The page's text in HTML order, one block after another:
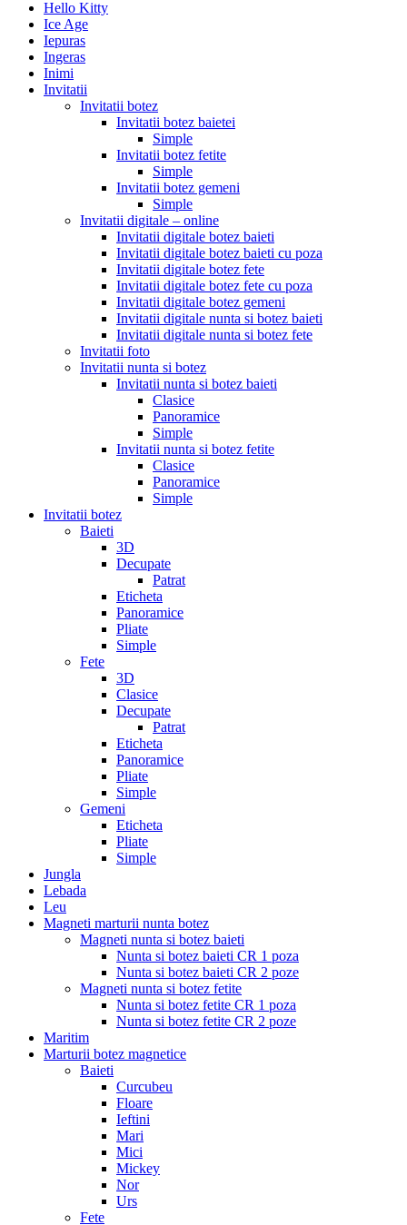
Hello Kitty
Ice Age
Iepuras
Ingeras
Inimi
Invitatii
Invitatii botez
Invitatii botez baietei
Simple
Invitatii botez fetite
Simple
Invitatii botez gemeni
Simple
Invitatii digitale – online
Invitatii digitale botez baieti
Invitatii digitale botez baieti cu poza
Invitatii digitale botez fete
Invitatii digitale botez fete cu poza
Invitatii digitale botez gemeni
Invitatii digitale nunta si botez baieti
Invitatii digitale nunta si botez fete
Invitatii foto
Invitatii nunta si botez
Invitatii nunta si botez baieti
Clasice
Panoramice
Simple
Invitatii nunta si botez fetite
Clasice
Panoramice
Simple
Invitatii botez
Baieti
3D
Decupate
Patrat
Eticheta
Panoramice
Pliate
Simple
Fete
3D
Clasice
Decupate
Patrat
Eticheta
Panoramice
Pliate
Simple
Gemeni
Eticheta
Pliate
Simple
Jungla
Lebada
Leu
Magneti marturii nunta botez
Magneti nunta si botez baieti
Nunta si botez baieti CR 1 poza
Nunta si botez baieti CR 2 poze
Magneti nunta si botez fetite
Nunta si botez fetite CR 1 poza
Nunta si botez fetite CR 2 poze
Maritim
Marturii botez magnetice
Baieti
Curcubeu
Floare
Ieftini
Mari
Mici
Mickey
Nor
Urs
Fete